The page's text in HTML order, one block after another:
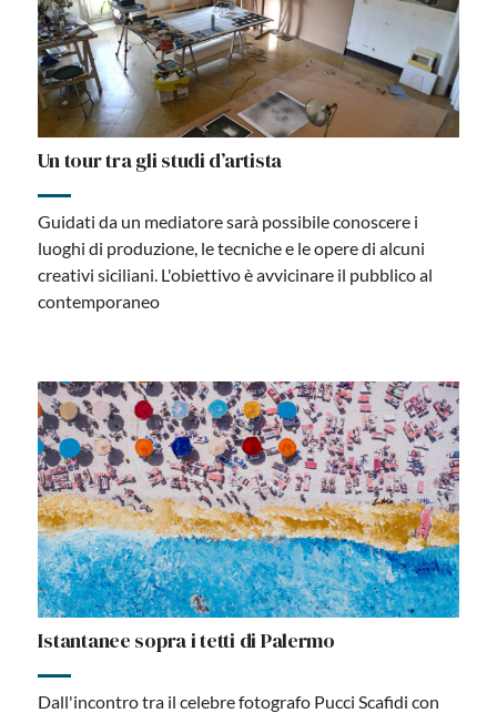
Un tour tra gli studi d’artista
Guidati da un mediatore sarà possibile conoscere i
luoghi di produzione, le tecniche e le opere di alcuni
creativi siciliani. L'obiettivo è avvicinare il pubblico al
contemporaneo
Istantanee sopra i tetti di Palermo
Dall'incontro tra il celebre fotografo Pucci Scafidi con